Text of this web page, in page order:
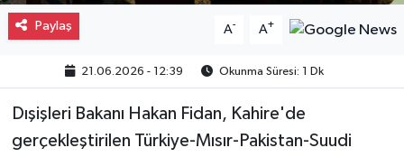
Paylaş A- A+
21.06.2026 - 12:39 Okunma Süresi: 1 Dk
Dışişleri Bakanı Hakan Fidan, Kahire'de
gerçekleştirilen Türkiye-Mısır-Pakistan-Suudi